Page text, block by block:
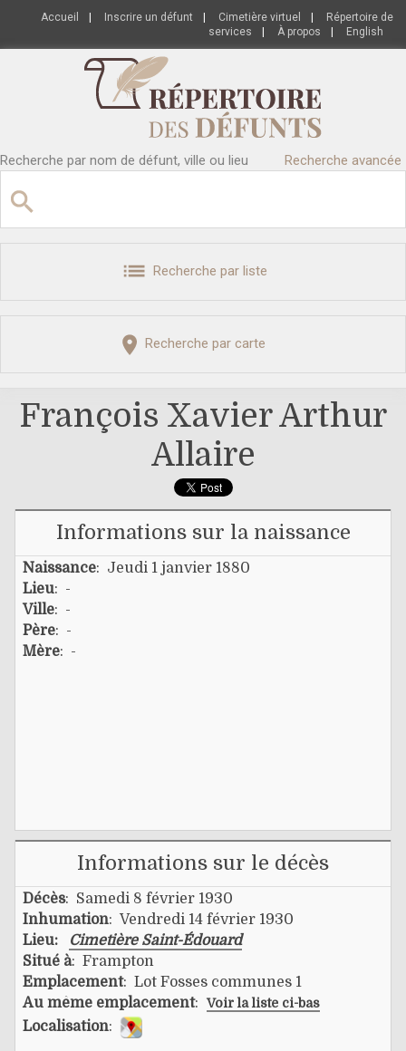
Accueil Inscrire un défunt Cimetière virtuel
Répertoire de
services
À propos English
Recherche par nom de défunt, ville ou lieu Recherche avancée
Recherche par liste
Recherche par carte
François Xavier Arthur
Allaire
Informations sur la naissance
Naissance: Jeudi 1 janvier 1880
Lieu: -
Ville: -
Père: -
Mère: -
Informations sur le décès
Décès: Samedi 8 février 1930
Inhumation: Vendredi 14 février 1930
Lieu:
Cimetière Saint-Édouard
Situé à: Frampton
Emplacement: Lot Fosses communes 1
Au même emplacement: Voir la liste ci-bas
Localisation: